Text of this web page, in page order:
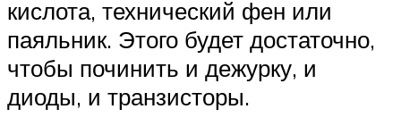
кислота, технический фен или
паяльник. Этого будет достаточно,
чтобы починить и дежурку, и
диоды, и транзисторы.